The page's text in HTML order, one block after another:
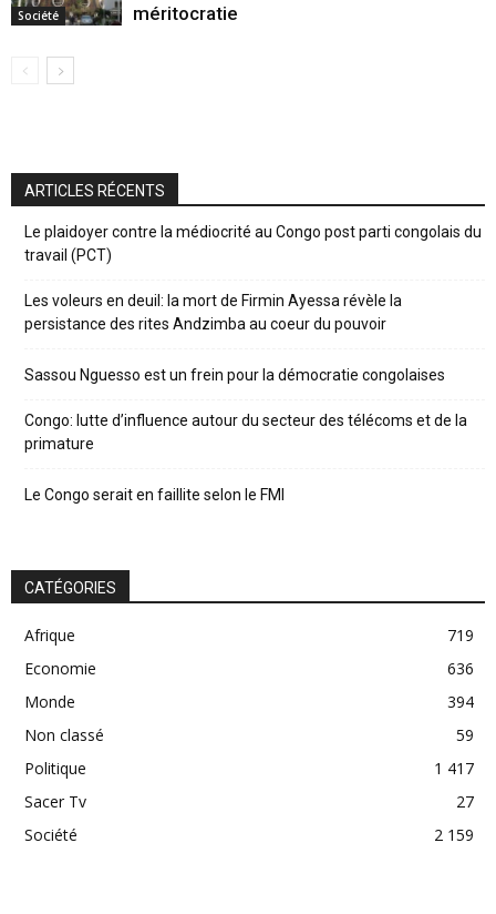
Société
méritocratie
ARTICLES RÉCENTS
Le plaidoyer contre la médiocrité au Congo post parti congolais du
travail (PCT)
Les voleurs en deuil: la mort de Firmin Ayessa révèle la
persistance des rites Andzimba au coeur du pouvoir
Sassou Nguesso est un frein pour la démocratie congolaises
Congo: lutte d’influence autour du secteur des télécoms et de la
primature
Le Congo serait en faillite selon le FMI
CATÉGORIES
Afrique
719
Economie
636
Monde
394
Non classé
59
Politique
1 417
Sacer Tv
27
Société
2 159